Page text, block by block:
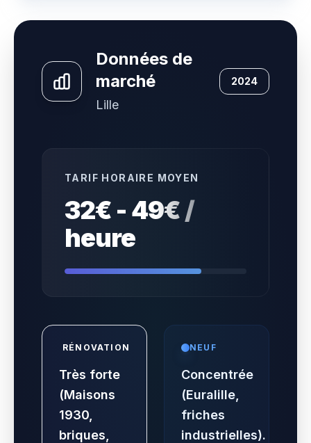
Données de
marché
Lille
2024
TARIF HORAIRE MOYEN
32€ - 49€ /
heure
RÉNOVATION
Très forte
(Maisons
1930,
briques,
NEUF
Concentrée
(Euralille,
friches
industrielles).